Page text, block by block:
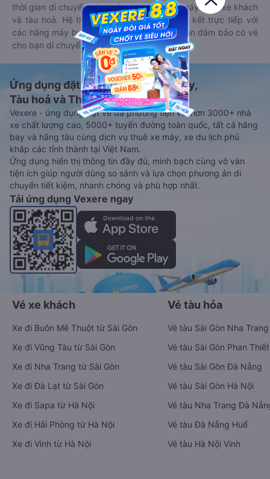
thời gian di chuyển của nhiều phương tiện máy bay, xe khách
và tàu hoả. Hệ thống của Goyolo được liên kết trực tiếp với
các hãng máy bay, xe khách và tàu hoả, luôn đảm bảo có vé
cho bạn di chuyển.
Ứng dụng đặt vé Xe khách, Máy bay,
Tàu hoả và Thuê xe
Vexere - ứng dụng đặt vé đa phương tiện với hơn 3000+ nhà
xe chất lượng cao, 5000+ tuyến đường toàn quốc, tất cả hãng
bay và hãng tàu cùng dịch vụ thuê xe máy, xe du lịch phủ
khắp các tỉnh thành tại Việt Nam.
Ứng dụng hiển thị thông tin đầy đủ, minh bạch cùng vô vàn
tiện ích giúp người dùng so sánh và lựa chọn phương án di
chuyển tiết kiệm, nhanh chóng và phù hợp nhất.
Tải ứng dụng Vexere ngay
Vé xe khách
Xe đi Buôn Mê Thuột từ Sài Gòn
Xe đi Vũng Tàu từ Sài Gòn
Xe đi Nha Trang từ Sài Gòn
Xe đi Đà Lạt từ Sài Gòn
Xe đi Sapa từ Hà Nội
Xe đi Hải Phòng từ Hà Nội
Xe đi Vinh từ Hà Nội
Vé tàu hỏa
Vé tàu Sài Gòn Nha Trang
Vé tàu Sài Gòn Phan Thiết
Vé tàu Sài Gòn Đà Nẵng
Vé tàu Sài Gòn Hà Nội
Vé tàu Nha Trang Đà
Vé tàu Đà Nẵng Huế
Vé tàu Hà Nội Vinh